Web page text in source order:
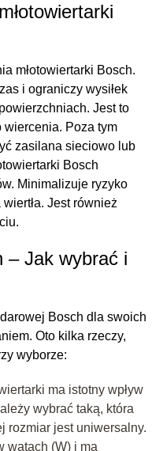
młotowiertarki Bosch.
i ograniczy wysiłek
Jest to
Poza tym
zasilana sieciowo lub
Bosch
Minimalizuje ryzyko
Jest również
– Jak wybrać i
Bosch dla swoich
Oto kilka rzeczy,
wyborze:
ma istotny wpływ
wybrać taką, która
rozmiar jest uniwersalny.
watach (W) i ma